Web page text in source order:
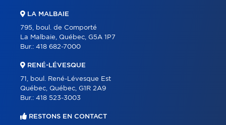
LA MALBAIE
795, boul. de Comporté
La Malbaie, Québec, G5A 1P7
Bur.: 418 682-7000
RENÉ-LÉVESQUE
71, boul. René-Lévesque Est
Québec, Québec, G1R 2A9
Bur.: 418 523-3003
RESTONS EN CONTACT